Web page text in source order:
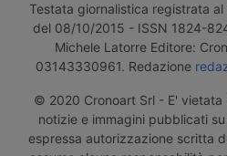
Testata giornalistica registrata
del 08/10/2015 - ISSN 1824-
Michele Latorre Editore:
03143330961. Redazione
© 2020 Cronoart Srl - E' vietata
notizie e immagini pubblicati
espressa autorizzazione scritta